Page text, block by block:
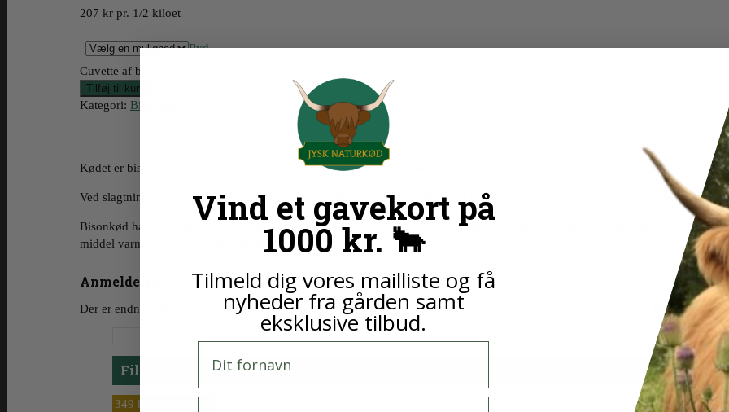
207 kr pr. 1/2 kiloet
Ryd
Cuvette af bison antal
Tilføj til kurv
Kategori: Bisonkød
Kødet er bisonkød fra de amerikanske bisonokser på Ditlevsdal Bisonfarm. Bisonokserne har haft et liv på den nordfynske
Ved slagtning skydes dyret på marken i deres naturlige omgivelser, så der er ingen stress forbundet med evt. transport osv. ved
Bisonkød har korte kødfibre, som gør kødet ekstra mørt. Derudover er bisonkødet meget fedtfattigt, men utroligt proteinrigt.
middel varme (i ovn ca. 160 grader).
Anmeldelser
Der er endnu ikke nogle anmeldelser.
Hent
Vælg
Filet af dansk bison
349 kr. pr. 1/2 kilo.
Vind et gavekort på
1000 kr. 🐂
Tilmeld dig vores mailliste og få
nyheder fra gården samt
eksklusive tilbud.